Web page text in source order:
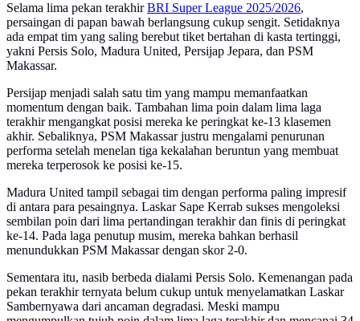
Selama lima pekan terakhirBRI Super League 2025/2026,
persaingan di papan bawah berlangsung cukup sengit. Setidaknya
ada empat tim yang saling berebut tiket bertahan di kasta tertinggi,
yakni Persis Solo, Madura United, Persijap Jepara, dan PSM
Makassar.
Persijap menjadi salah satu tim yang mampu memanfaatkan
momentum dengan baik. Tambahan lima poin dalam lima laga
terakhir mengangkat posisi mereka ke peringkat ke-13 klasemen
akhir. Sebaliknya, PSM Makassar justru mengalami penurunan
performa setelah menelan tiga kekalahan beruntun yang membuat
mereka terperosok ke posisi ke-15.
Madura United tampil sebagai tim dengan performa paling impresif
di antara para pesaingnya. Laskar Sape Kerrab sukses mengoleksi
sembilan poin dari lima pertandingan terakhir dan finis di peringkat
ke-14. Pada laga penutup musim, mereka bahkan berhasil
menundukkan PSM Makassar dengan skor 2-0.
Sementara itu, nasib berbeda dialami Persis Solo. Kemenangan pada
pekan terakhir ternyata belum cukup untuk menyelamatkan Laskar
Sambernyawa dari ancaman degradasi. Meski mampu